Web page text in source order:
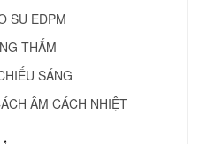
SU EDPM
THẤM
SÁNG
ÂM CÁCH NHIỆT